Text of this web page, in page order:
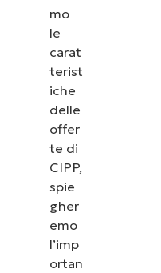
mo
le
carat
terist
iche
delle
offer
te di
CIPP,
spie
gher
emo
l’imp
ortan